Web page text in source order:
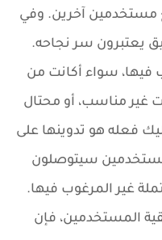
مستخدمين آخرين. وفي
يعتبرون سر نجاحه.
فيها، سواء أكانت من
غير مناسب، أو محتال
فعله هو تدوينها على
سيتوصلون
غير المرغوب فيها.
المستخدمين، فإن